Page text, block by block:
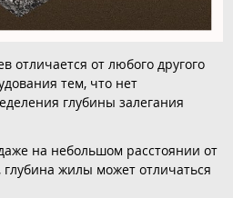
отличается от любого другого
тем, что нет
глубины залегания
на небольшом расстоянии от
жилы может отличаться